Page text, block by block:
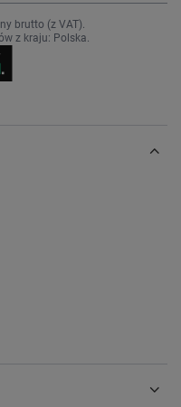
brutto (z VAT).
z kraju: Polska.